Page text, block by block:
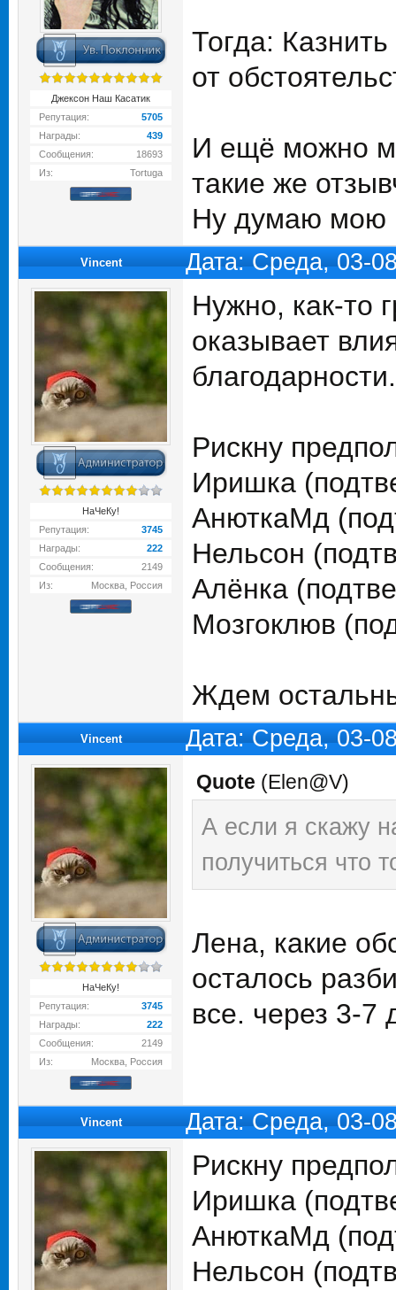
Джексон Наш Касатик
Репутация:
5705
Награды:
439
Сообщения:
18693
Из:
Tortuga
Тогда:
от
И ещё можно
такие же
Ну думаю мою
Vincent Дата: Среда, 03-
НаЧеКу!
Репутация:
3745
Награды:
222
Сообщения:
2149
Из:
Москва, Россия
Нужно, как-то
оказывает
Рискну
Иришка
АнюткаМд
Нельсон
Алёнка
Мозгоклюв
Ждем
Vincent Дата: Среда, 03-
НаЧеКу!
Репутация:
3745
Награды:
222
Сообщения:
2149
Из:
Москва, Россия
Quote (Elen@V)
А если я скажу
получиться что
Лена, какие
осталось
все. через 3-7
Vincent Дата: Среда, 03-
Рискну
Иришка
АнюткаМд
Нельсон